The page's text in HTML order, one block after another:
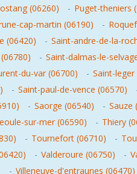
(06260) - Puget-theniers
cap-martin (06190) -
(06420) - Saint-andre-de-la-
- Saint-dalmas-le-
du-var (06700) - Saint-leger
- Saint-paul-de-vence (06570)
- Saorge (06540) - Sauze
sur-mer (06590) - Thiery
- Tournefort (06710) -
- Valderoure (06750) -
- Villeneuve-d'entraunes (06470)